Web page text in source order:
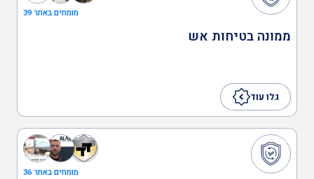
בודק מוסמך למתקני כושר
מומחים באתר 39
ממונה בטיחות אש
גלו עוד
מומחים באתר 36